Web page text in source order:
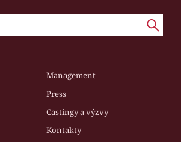
Management
Press
Castingy a výzvy
Kontakty